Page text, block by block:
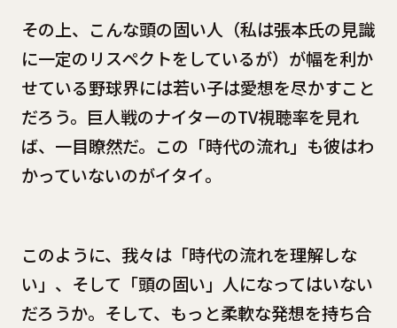
その上、こんな頭の固い人（私は張本氏の見識
に一定のリスペクトをしているが）が幅を利か
せている野球界には若い子は愛想を尽かすこと
だろう。巨人戦のナイターのTV視聴率を見れ
ば、一目瞭然だ。この「時代の流れ」も彼はわ
かっていないのがイタイ。
このように、我々は「時代の流れを理解しな
い」、そして「頭の固い」人になってはいない
だろうか。そして、もっと柔軟な発想を持ち合